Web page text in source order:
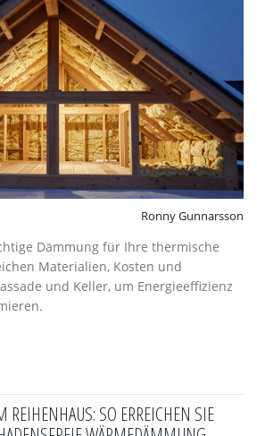
Ronny Gunnarsson
Dämmung für Ihre thermische
Materialien, Kosten und
und Keller, um Energieeffizienz
SO ERREICHEN SIE